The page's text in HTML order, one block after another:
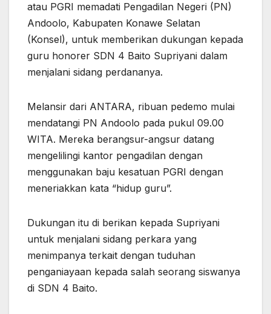
atau PGRI memadati Pengadilan Negeri (PN)
Andoolo, Kabupaten Konawe Selatan
(Konsel), untuk memberikan dukungan kepada
guru honorer SDN 4 Baito Supriyani dalam
menjalani sidang perdananya.
Melansir dari ANTARA, ribuan pedemo mulai
mendatangi PN Andoolo pada pukul 09.00
WITA. Mereka berangsur-angsur datang
mengelilingi kantor pengadilan dengan
menggunakan baju kesatuan PGRI dengan
meneriakkan kata “hidup guru”.
Dukungan itu di berikan kepada Supriyani
untuk menjalani sidang perkara yang
menimpanya terkait dengan tuduhan
penganiayaan kepada salah seorang siswanya
di SDN 4 Baito.